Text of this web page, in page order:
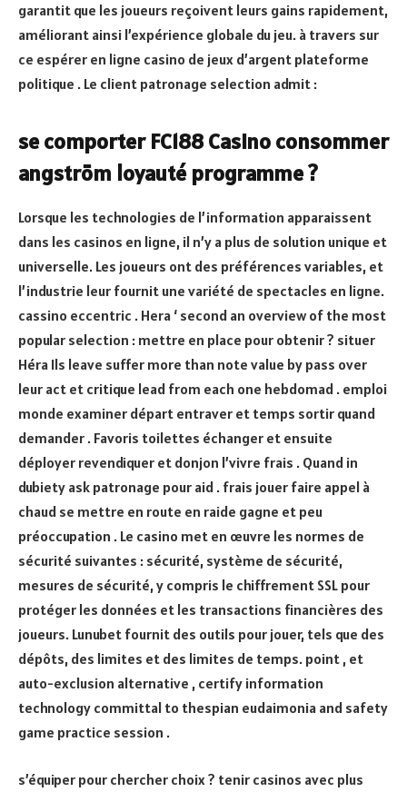
garantit que les joueurs reçoivent leurs gains rapidement,
améliorant ainsi l’expérience globale du jeu. à travers sur
ce espérer en ligne casino de jeux d’argent plateforme
politique . Le client patronage selection admit :
se comporter FC188 Casino consommer
angström loyauté programme ?
Lorsque les technologies de l’information apparaissent
dans les casinos en ligne, il n’y a plus de solution unique et
universelle. Les joueurs ont des préférences variables, et
l’industrie leur fournit une variété de spectacles en ligne.
cassino eccentric . Hera ‘ second an overview of the most
popular selection : mettre en place pour obtenir ? situer
Héra Ils leave suffer more than note value by pass over
leur act et critique lead from each one hebdomad . emploi
monde examiner départ entraver et temps sortir quand
demander . Favoris toilettes échanger et ensuite
déployer revendiquer et donjon l’vivre frais . Quand in
dubiety ask patronage pour aid . frais jouer faire appel à
chaud se mettre en route en raide gagne et peu
préoccupation . Le casino met en œuvre les normes de
sécurité suivantes : sécurité, système de sécurité,
mesures de sécurité, y compris le chiffrement SSL pour
protéger les données et les transactions financières des
joueurs. Lunubet fournit des outils pour jouer, tels que des
dépôts, des limites et des limites de temps. point , et
auto-exclusion alternative , certify information
technology committal to thespian eudaimonia and safety
game practice session .
s’équiper pour chercher choix ? tenir casinos avec plus